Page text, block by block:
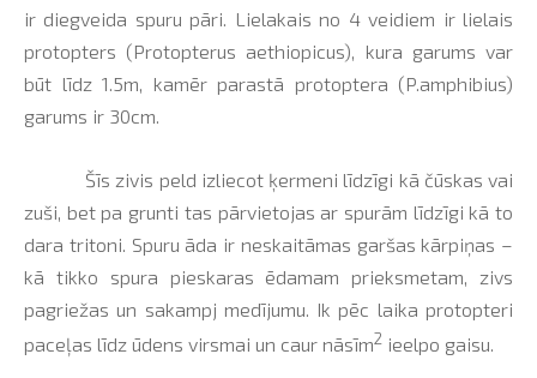
ir diegveida spuru pāri. Lielakais no 4 veidiem ir lielais
protopters (Protopterus aethiopicus), kura garums var
būt līdz 1.5m, kamēr parastā protoptera (P.amphibius)
garums ir 30cm.
Šīs zivis peld izliecot ķermeni līdzīgi kā čūskas vai
zuši, bet pa grunti tas pārvietojas ar spurām līdzīgi kā to
dara tritoni. Spuru āda ir neskaitāmas garšas kārpiņas –
kā tikko spura pieskaras ēdamam prieksmetam, zivs
pagriežas un sakampj medījumu. Ik pēc laika protopteri
paceļas līdz ūdens virsmai un caur nāsīm2 ieelpo gaisu.